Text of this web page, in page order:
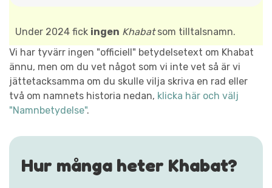
Under 2024 fick ingen Khabatsom tilltalsnamn.
Vi har tyvärr ingen "officiell" betydelsetext om Khabat
ännu, men om du vet något som vi inte vet så är vi
jättetacksamma om du skulle vilja skriva en rad eller
två om namnets historia nedan, klicka här och välj
"Namnbetydelse".
Hur många heter Khabat?